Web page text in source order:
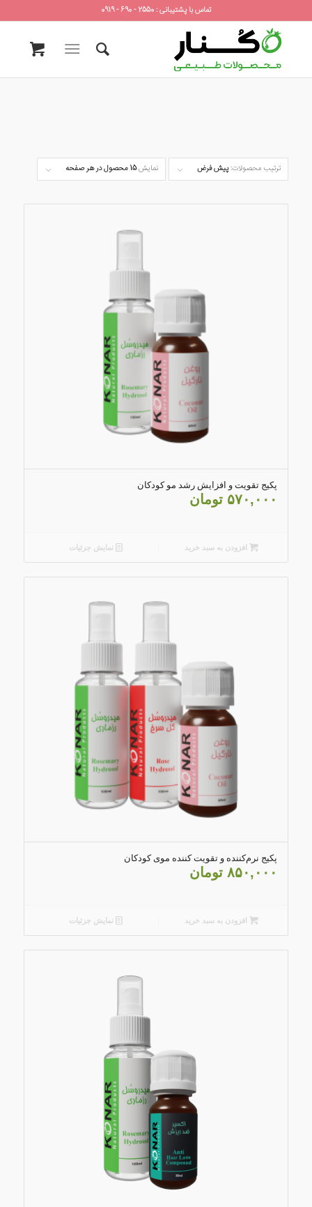
تماس با پشتیبانی : 2550 - 690 - 0919
ترتیب محصولات:پیش فرض نمایش15 محصول در هر صفحه
5.00
پکیج تقویت و افزایش رشد مو کودکان
۵۷۰,۰۰۰ تومان
افزودن به سبد خرید نمایش جزئیات
4.75
پکیج نرم‌کننده و تقویت کننده موی کودکان
۸۵۰,۰۰۰ تومان
افزودن به سبد خرید نمایش جزئیات